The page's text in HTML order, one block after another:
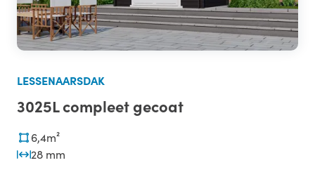
LESSENAARSDAK
3025L compleet gecoat
6,4m²
28 mm